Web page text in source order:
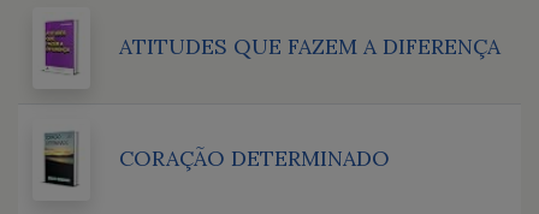
ATITUDES QUE FAZEM A DIFERENÇA
CORAÇÃO DETERMINADO